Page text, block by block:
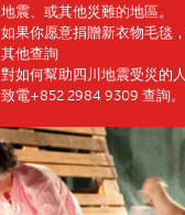
地震、或其他災難的地區。
如果你愿意捐贈新衣物毛毯
其他查詢
對如何幫助四川地震受災的
致電+852 2984 9309 查詢。